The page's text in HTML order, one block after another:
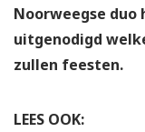
Noorweegse
uitgenodigd
zullen feesten.
LEES OOK: